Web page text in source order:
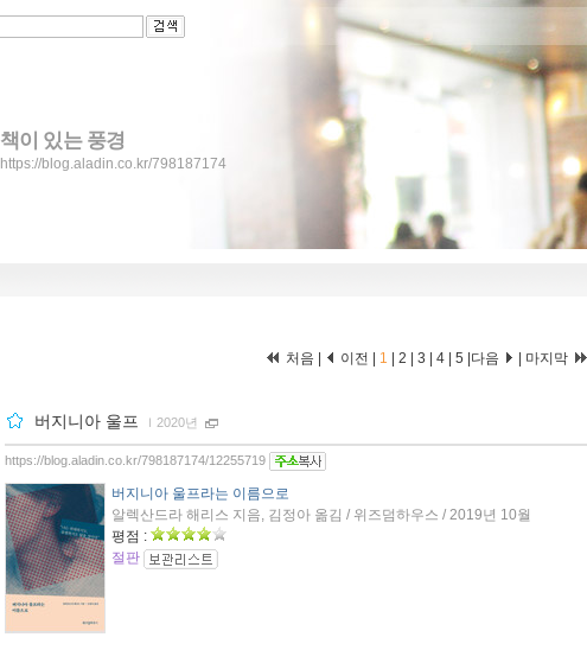
책이 있는 풍경
https://blog.aladin.co.kr/798187174
처음 | 이전 | 1 2 3 4 5 다음 마지막
버지니아 울프 ｌ 2020년
https://blog.aladin.co.kr/798187174/12255719
버지니아 울프라는 이름으로
알렉산드라 해리스 지음, 김정아 옮김 / 위즈덤하우스 / 2019년 10월
평점 :
절판